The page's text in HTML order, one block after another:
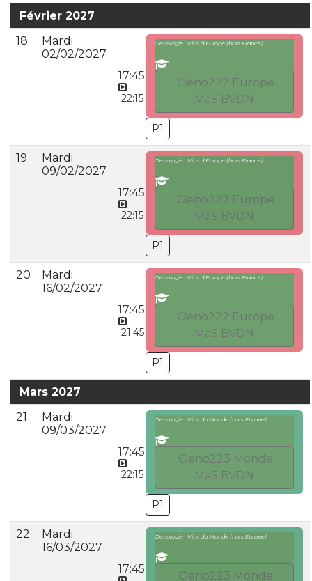
Février 2027
18
Mardi
02/02/2027
17:45
22:15
Oenologie : Vins d'Europe (hors France)
Oeno222 Europe
MaS BVDN
P1
19
Mardi
09/02/2027
17:45
22:15
Oenologie : Vins d'Europe (hors France)
Oeno222 Europe
MaS BVDN
P1
20
Mardi
16/02/2027
17:45
21:45
Oenologie : Vins d'Europe (hors France)
Oeno222 Europe
MaS BVDN
P1
Mars 2027
21
Mardi
09/03/2027
17:45
22:15
Oenologie : Vins du Monde (hors Europe)
Oeno223 Monde
MaS BVDN
P1
22
Mardi
16/03/2027
17:45
Oenologie : Vins du Monde (hors Europe)
Oeno223 Monde